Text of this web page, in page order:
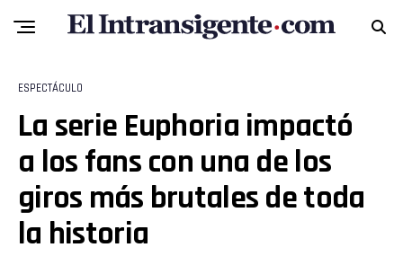
ESPECTÁCULO
La serie Euphoria impactó
a los fans con una de los
giros más brutales de toda
la historia